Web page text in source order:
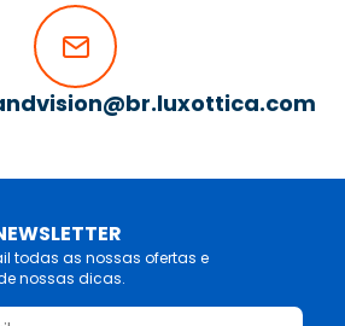
todas as nossas ofertas e
nossas dicas.